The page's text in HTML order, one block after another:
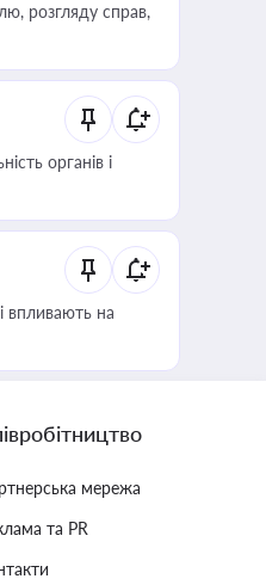
розгляду справ,
органів і
впливають на
мережа
та PR